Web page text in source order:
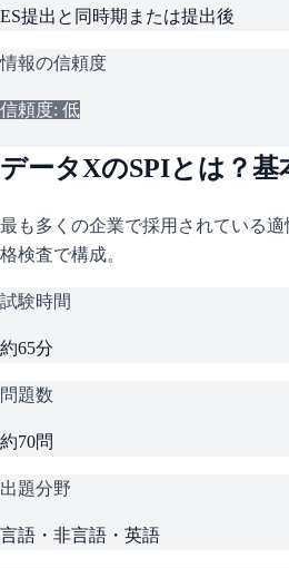
ES提出と同時期または提出後
情報の信頼度
信頼度: 低
データXのSPIとは？基
最も多くの企業で採用されている
格検査で構成。
試験時間
約65分
問題数
約70問
出題分野
言語・非言語・英語